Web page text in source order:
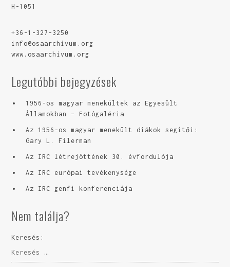
H-1051
+36-1-327-3250
info@osaarchivum.org
www.osaarchivum.org
Legutóbbi bejegyzések
1956-os magyar menekültek az Egyesült
Államokban – Fotógaléria
Az 1956-os magyar menekült diákok segítői:
Gary L. Filerman
Az IRC létrejöttének 30. évfordulója
Az IRC európai tevékenysége
Az IRC genfi konferenciája
Nem találja?
Keresés: